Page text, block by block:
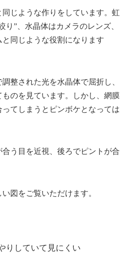
じような作りをしています。虹
り”、水晶体はカメラのレンズ、
同じような役割になります
整された光を水晶体で屈折し、
のを見ています。しかし、網膜
てしまうとピンボケとなっては
う目を近視、後ろでピントが合
い図をご覧いただけます。
りしていて見にくい